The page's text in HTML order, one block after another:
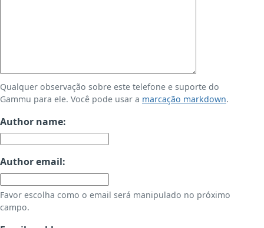
Qualquer observação sobre este telefone e suporte do
Gammu para ele. Você pode usar a marcação markdown.
Author name:
Author email:
Favor escolha como o email será manipulado no próximo
campo.